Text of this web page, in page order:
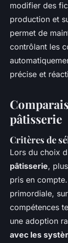
modifier des
production et
permet de
contrôlant les
précise et
pâtisserie
Critères de
Lors du choix
pâtisserie,
pris en
primordiale,
compétences
une adoption
avec les